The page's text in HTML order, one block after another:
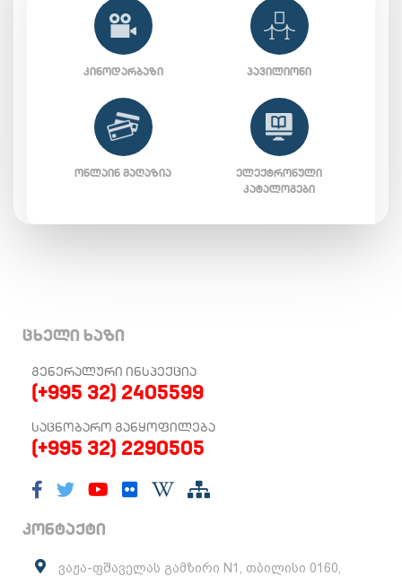
ᲙᲘᲜᲝᲓᲐᲠᲑᲐᲖᲘ ᲞᲐᲕᲘᲚᲘᲝᲜᲘ
ᲝᲜᲚᲐᲘᲜ ᲛᲐᲦᲐᲖᲘᲐ
ᲔᲚᲔᲥᲢᲠᲝᲜᲣᲚᲘ
ᲙᲐᲢᲐᲚᲝᲒᲔᲑᲘ
ცხელი ხაზი
ᲒᲔᲜᲔᲠᲐᲚᲣᲠᲘ ᲘᲜᲡᲞᲔᲥᲪᲘᲐ
(+995 32) 2405599
ᲡᲐᲪᲜᲝᲑᲐᲠᲝ ᲒᲐᲜᲧᲝᲤᲘᲚᲔᲑᲐ
(+995 32) 2290505
კონტაქტი
ვაჟა-ფშაველას გამზირი N1, თბილისი 0160,